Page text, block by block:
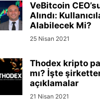
VeBitcoin
Alındı:
Alabilecek Mi?
25 Nisan 2021
Thodex kripto
mı? İşte
açıklamalar
21 Nisan 2021